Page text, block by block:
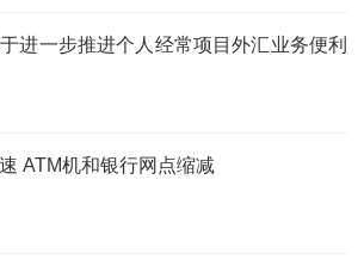
进一步推进个人经常项目外汇业务便利
ATM机和银行网点缩减